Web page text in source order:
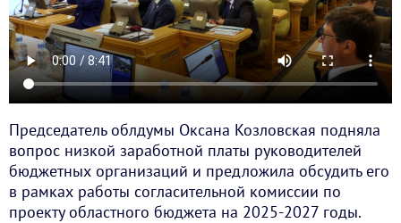
Председатель облдумы Оксана Козловская подняла
вопрос низкой заработной платы руководителей
бюджетных организаций и предложила обсудить его
в рамках работы согласительной комиссии по
проекту областного бюджета на 2025-2027 годы.